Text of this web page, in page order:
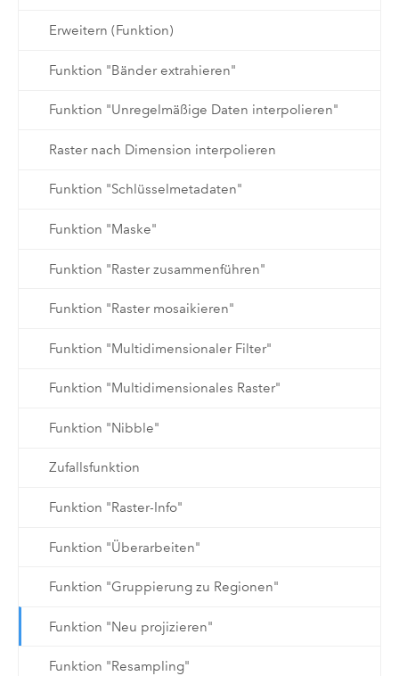
Erweitern (Funktion)
Funktion "Bänder extrahieren"
Funktion "Unregelmäßige Daten interpolieren"
Raster nach Dimension interpolieren
Funktion "Schlüsselmetadaten"
Funktion "Maske"
Funktion "Raster zusammenführen"
Funktion "Raster mosaikieren"
Funktion "Multidimensionaler Filter"
Funktion "Multidimensionales Raster"
Funktion "Nibble"
Zufallsfunktion
Funktion "Raster-Info"
Funktion "Überarbeiten"
Funktion "Gruppierung zu Regionen"
Funktion "Neu projizieren"
Funktion "Resampling"